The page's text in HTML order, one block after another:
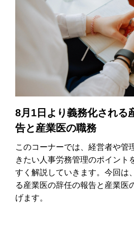
8月1日より義務化される
告と産業医の職務
このコーナーでは、経営者や管
きたい人事労務管理のポイント
すく解説していきます。今回は
る産業医の辞任の報告と産業医
げます。